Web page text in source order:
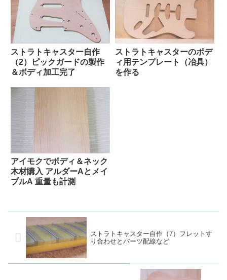
ストラトキャスター自作
（2）ピックガードの製作
＆ボディ加工完了
ストラトキャスターのボデ
ィ用テンプレート（冶具）
を作る
アイモクでボディ＆ネック
木材購入 アルダーAとメイ
プルA 重量も計測
ストラトキャスター自作（7）フレットす
り合わせとパーツ配線など